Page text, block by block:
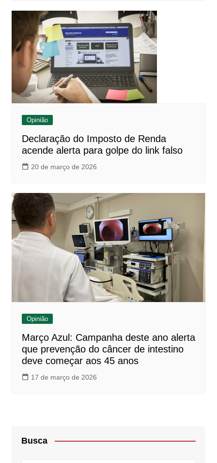
Opinião
Declaração do Imposto de Renda
acende alerta para golpe do link falso
20 de março de 2026
Opinião
Março Azul: Campanha deste ano alerta
que prevenção do câncer de intestino
deve começar aos 45 anos
17 de março de 2026
Busca